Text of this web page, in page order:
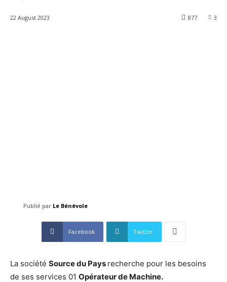
22 August 2023 3
877
Publié par Le Bénévole
Facebook Twitter
La société Source du Pays recherche pour les besoins
de ses services 01 Opérateur de Machine.